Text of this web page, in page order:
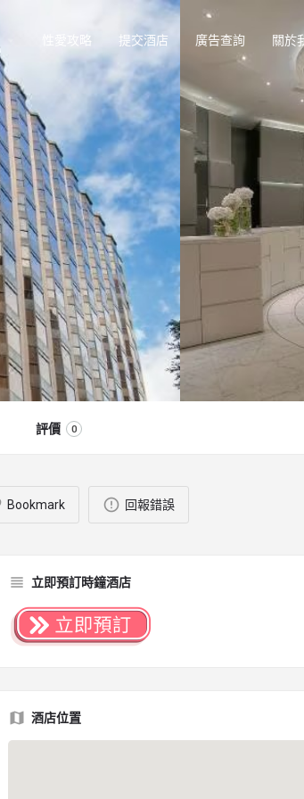
性愛攻略 提交酒店 廣告查詢 關於
評價 0
Bookmark 回報錯誤
立即預訂時鐘酒店
酒店位置